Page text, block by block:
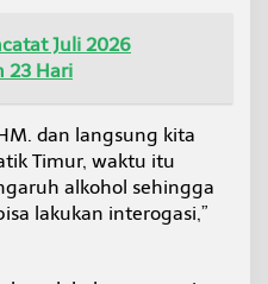
Juli 2026
23 Hari
dan langsung kita
Timur, waktu itu
alkohol sehingga
lakukan interogasi,”